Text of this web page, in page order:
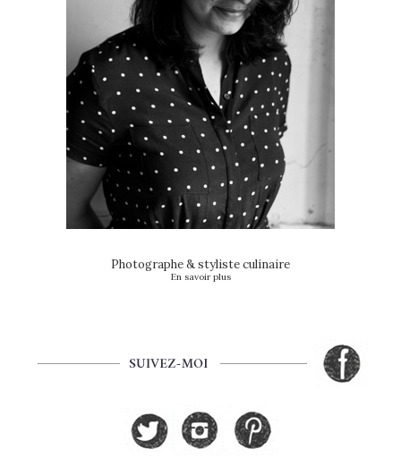
Photographe & styliste culinaire
En savoir plus